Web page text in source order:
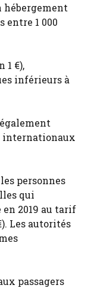
hébergement
entre 1 000
1 €),
inférieurs à
internationaux
personnes
qui
2019 au tarif
Les autorités
passagers